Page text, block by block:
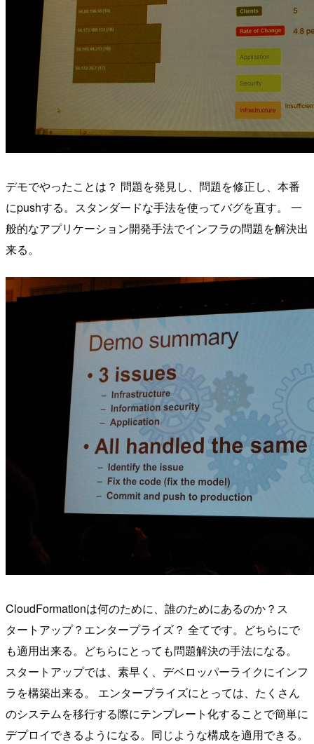
デモでやったことは？ 問題を発見し、問題を修正し、本番
にpushする。スタンダードな手法を使ってバグを直す。 一
般的なアプリケーション開発手法でインフラの問題を解決出
来る。
CloudFormationは何のために、誰のためにあるのか？ス
タートアップ？エンタープライズ？ 全てです。どちらにで
も適用出来る。どちらにとっても問題解決の手法になる。
スタートアップでは、素早く、デベロッパーライクにインフ
ラを構築出来る。 エンタープライズにとっては、たくさん
のシステムを移行する際にテンプレート化することで簡単に
デプロイできるようになる。同じような構成を適用できる。